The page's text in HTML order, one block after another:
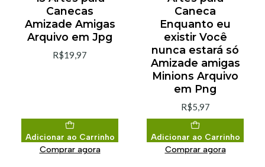
Canecas
Amizade Amigas
Arquivo em Jpg
R$19,97
Adicionar ao Carrinho
Comprar agora
Caneca
Enquanto eu
existir Você
nunca estará só
Amizade amigas
Minions Arquivo
em Png
R$5,97
Adicionar ao Carrinho
Comprar agora